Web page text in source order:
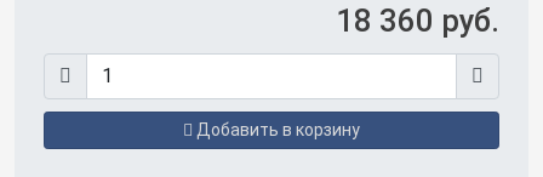
18 360 руб.
Добавить в корзину